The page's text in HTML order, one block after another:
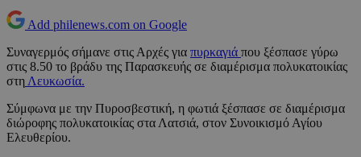
Add philenews.com on Google
Συναγερμός σήμανε στις Αρχές για πυρκαγιά που ξέσπασε γύρω
στις 8.50 το βράδυ της Παρασκευής σε διαμέρισμα πολυκατοικίας
στη Λευκωσία.
Σύμφωνα με την Πυροσβεστική, η φωτιά ξέσπασε σε διαμέρισμα
διώροφης πολυκατοικίας στα Λατσιά, στον Συνοικισμό Αγίου
Ελευθερίου.